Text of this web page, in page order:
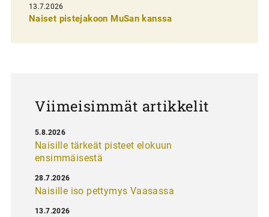
e
13.7.2026
Naiset pistejakoon MuSan kanssa
Viimeisimmät artikkelit
Naisille tärkeät pisteet elokuun
ensimmäisestä
5.8.2026
Naisille iso pettymys Vaasassa
28.7.2026
13.7.2026